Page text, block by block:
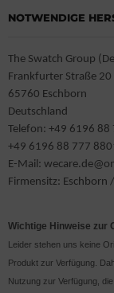
NOTWENDIGE
The Swatch Group
Frankfurter Straße 20
65760 Eschborn
Deutschland
Telefon: +49 6196 88
+49 6196 88 777
E-Mail:
Firmensitz: Eschborn
Wichtige Hinweise zur
Leider stehen uns keine
Produkt zur Verfügung.
Nutzung zur Verfügung,